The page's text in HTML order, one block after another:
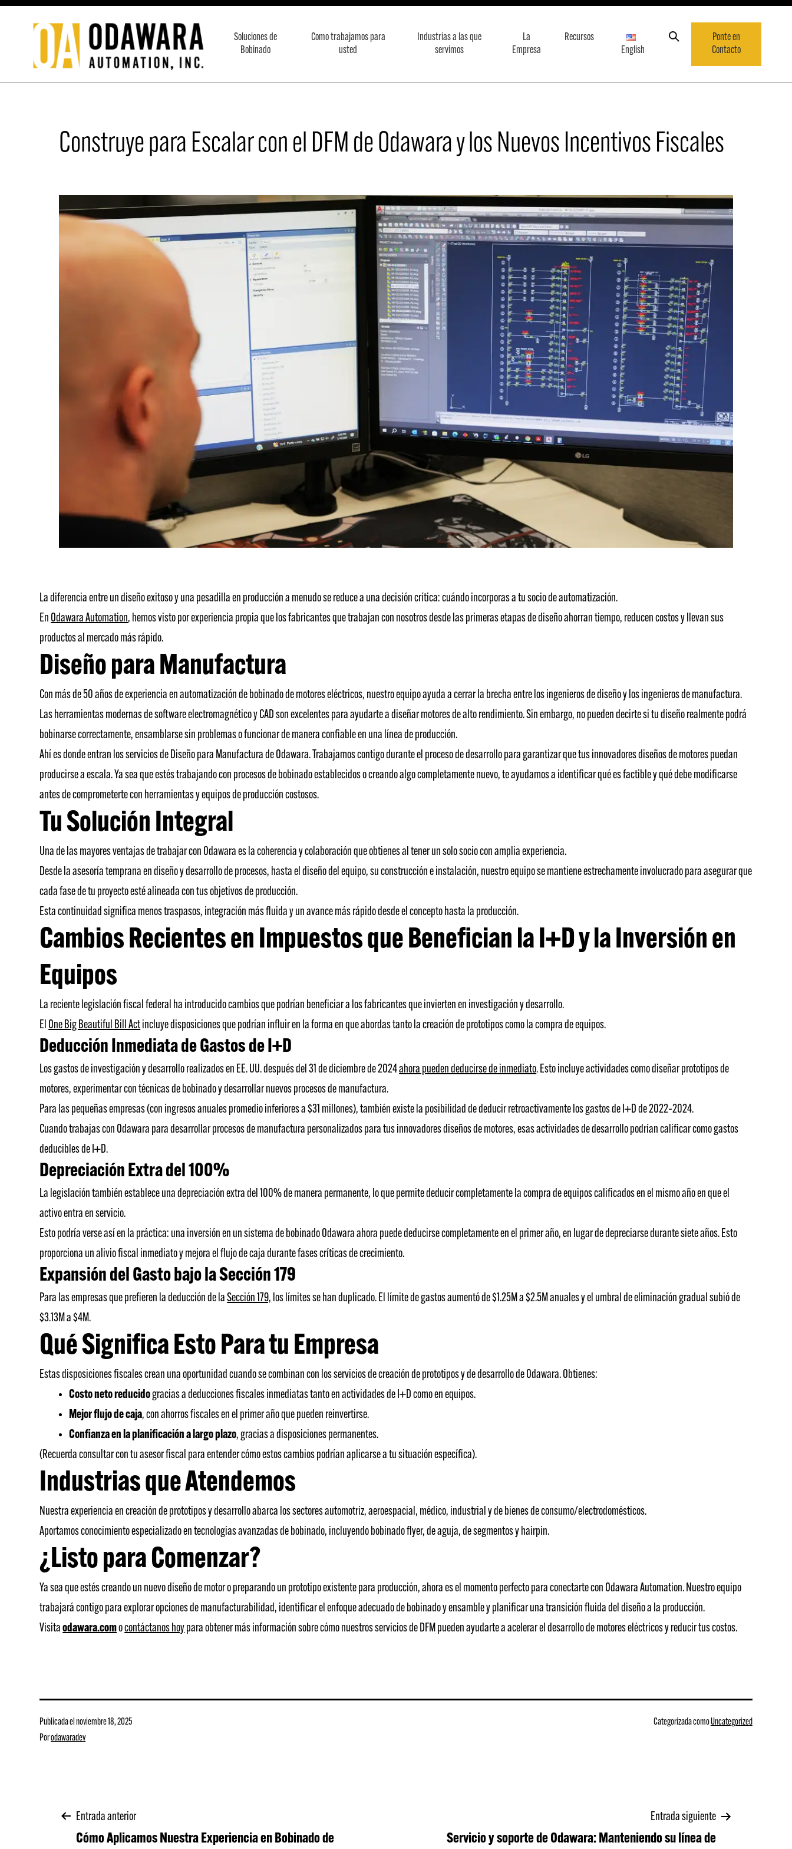
Saltar
Soluciones de
Bobinado
Como trabajamos para
usted
Industrias a las que
servimos
La
Empresa
Recursos
English
Ponte en
Contacto
Construye para Escalar con el DFM de Odawara y los Nuevos Incentivos Fiscales
La diferencia entre un diseño exitoso y una pesadilla en producción a menudo se reduce a una decisión crítica: cuándo incorporas a tu socio de automatización.
En Odawara Automation, hemos visto por experiencia propia que los fabricantes que trabajan con nosotros desde las primeras etapas de diseño ahorran tiempo, reducen costos y llevan sus
productos al mercado más rápido.
Diseño para Manufactura
Con más de 50 años de experiencia en automatización de bobinado de motores eléctricos, nuestro equipo ayuda a cerrar la brecha entre los ingenieros de diseño y los ingenieros de manufactura.
Las herramientas modernas de software electromagnético y CAD son excelentes para ayudarte a diseñar motores de alto rendimiento. Sin embargo, no pueden decirte si tu diseño realmente podrá
bobinarse correctamente, ensamblarse sin problemas o funcionar de manera confiable en una línea de producción.
Ahí es donde entran los servicios de Diseño para Manufactura de Odawara. Trabajamos contigo durante el proceso de desarrollo para garantizar que tus innovadores diseños de motores puedan
producirse a escala. Ya sea que estés trabajando con procesos de bobinado establecidos o creando algo completamente nuevo, te ayudamos a identificar qué es factible y qué debe modificarse
antes de comprometerte con herramientas y equipos de producción costosos.
Tu Solución Integral
Una de las mayores ventajas de trabajar con Odawara es la coherencia y colaboración que obtienes al tener un solo socio con amplia experiencia.
Desde la asesoría temprana en diseño y desarrollo de procesos, hasta el diseño del equipo, su construcción e instalación, nuestro equipo se mantiene estrechamente involucrado para asegurar que
cada fase de tu proyecto esté alineada con tus objetivos de producción.
Esta continuidad significa menos traspasos, integración más fluida y un avance más rápido desde el concepto hasta la producción.
Cambios Recientes en Impuestos que Benefician la I+D y la Inversión en
Equipos
La reciente legislación fiscal federal ha introducido cambios que podrían beneficiar a los fabricantes que invierten en investigación y desarrollo.
El One Big Beautiful Bill Act incluye disposiciones que podrían influir en la forma en que abordas tanto la creación de prototipos como la compra de equipos.
Deducción Inmediata de Gastos de I+D
Los gastos de investigación y desarrollo realizados en EE. UU. después del 31 de diciembre de 2024ahora pueden deducirse de inmediato. Esto incluye actividades como diseñar prototipos de
motores, experimentar con técnicas de bobinado y desarrollar nuevos procesos de manufactura.
Para las pequeñas empresas (con ingresos anuales promedio inferiores a $31 millones), también existe la posibilidad de deducir retroactivamente los gastos de I+D de 2022–2024.
Cuando trabajas con Odawara para desarrollar procesos de manufactura personalizados para tus innovadores diseños de motores, esas actividades de desarrollo podrían calificar como gastos
deducibles de I+D.
Depreciación Extra del 100%
La legislación también establece una depreciación extra del 100% de manera permanente, lo que permite deducir completamente la compra de equipos calificados en el mismo año en que el
activo entra en servicio.
Esto podría verse así en la práctica: una inversión en un sistema de bobinado Odawara ahora puede deducirse completamente en el primer año, en lugar de depreciarse durante siete años. Esto
proporciona un alivio fiscal inmediato y mejora el flujo de caja durante fases críticas de crecimiento.
Expansión del Gasto bajo la Sección 179
Para las empresas que prefieren la deducción de laSección 179, los límites se han duplicado. El límite de gastos aumentó de $1.25M a $2.5M anuales y el umbral de eliminación gradual subió de
$3.13M a $4M.
Qué Significa Esto Para tu Empresa
Estas disposiciones fiscales crean una oportunidad cuando se combinan con los servicios de creación de prototipos y de desarrollo de Odawara. Obtienes:
Costo neto reducidogracias a deducciones fiscales inmediatas tanto en actividades de I+D como en equipos.
Mejor flujo de caja, con ahorros fiscales en el primer año que pueden reinvertirse.
Confianza en la planificación a largo plazo, gracias a disposiciones permanentes.
(Recuerda consultar con tu asesor fiscal para entender cómo estos cambios podrían aplicarse a tu situación específica).
Industrias que Atendemos
Nuestra experiencia en creación de prototipos y desarrollo abarca los sectores automotriz, aeroespacial, médico, industrial y de bienes de consumo/electrodomésticos.
Aportamos conocimiento especializado en tecnologías avanzadas de bobinado, incluyendo bobinado flyer, de aguja, de segmentos y hairpin.
¿Listo para Comenzar?
Ya sea que estés creando un nuevo diseño de motor o preparando un prototipo existente para producción, ahora es el momento perfecto para conectarte con Odawara Automation. Nuestro equipo
trabajará contigo para explorar opciones de manufacturabilidad, identificar el enfoque adecuado de bobinado y ensamble y planificar una transición fluida del diseño a la producción.
Visitaodawara.comocontáctanos hoy para obtener más información sobre cómo nuestros servicios de DFM pueden ayudarte a acelerar el desarrollo de motores eléctricos y reducir tus costos.
Publicada elnoviembre 18, 2025
Porodawaradev
Categorizada comoUncategorized
Navegación
Entrada anterior
Cómo Aplicamos Nuestra Experiencia en Bobinado de
Entrada siguiente
Servicio y soporte de Odawara: Manteniendo su línea de